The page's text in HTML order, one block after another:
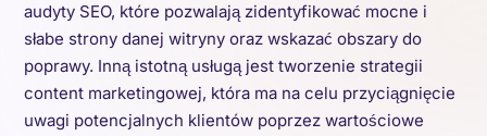
audyty SEO, które pozwalają zidentyfikować mocne i
słabe strony danej witryny oraz wskazać obszary do
poprawy. Inną istotną usługą jest tworzenie strategii
content marketingowej, która ma na celu przyciągnięcie
uwagi potencjalnych klientów poprzez wartościowe